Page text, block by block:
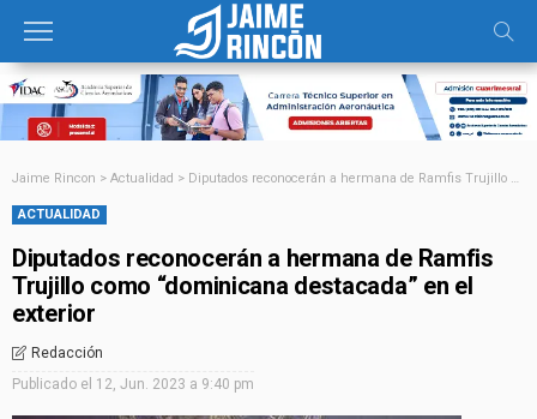
Jaime Rincon > Actualidad > Diputados reconocerán a hermana de Ramfis Trujillo como “dominicana destacada” en el exterior
ACTUALIDAD
Diputados reconocerán a hermana de Ramfis
Trujillo como “dominicana destacada” en el
exterior
Redacción
Publicado el 12, Jun. 2023 a 9:40 pm